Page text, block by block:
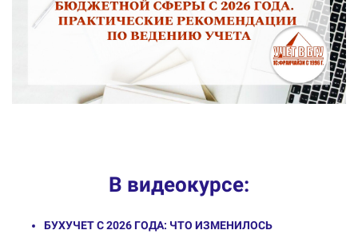
В видеокурсе:
БУХУЧЕТ С 2026 ГОДА: ЧТО ИЗМЕНИЛОСЬ